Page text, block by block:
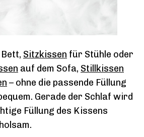
Sitzkissen für Stühle oder
auf dem Sofa, Stillkissen
– ohne die passende Füllung
Gerade der Schlaf wird
Füllung des Kissens